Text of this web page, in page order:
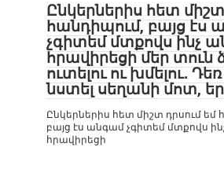
Ընկերներիս հետ
հանդիպում, բայց էս
չգիտեմ մտքովս ինչ
հրավիրեցի մեր տուն
ուտելու ու խմելու․
նստել սեղանի մոտ,
Ընկերներիս հետ միշտ դրսում եմ
բայց էս անգամ չգիտեմ մտքովս
հրավիրեցի